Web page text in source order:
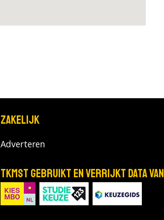
Zakelijk
Adverteren
TKMST gebruikt en verrijkt data van